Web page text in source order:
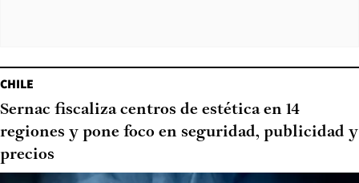
CHILE
Sernac fiscaliza centros de estética en 14
regiones y pone foco en seguridad, publicidad y
precios